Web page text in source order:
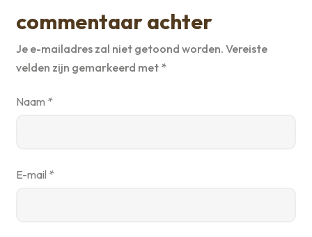
commentaar achter
Je e-mailadres zal niet getoond worden. Vereiste
velden zijn gemarkeerd met *
Naam *
E-mail *